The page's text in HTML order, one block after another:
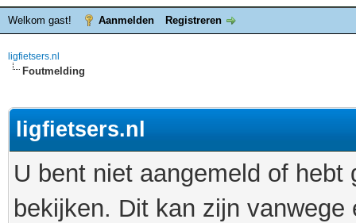
Welkom gast! Aanmelden Registreren
ligfietsers.nl
Foutmelding
ligfietsers.nl
U bent niet aangemeld of
bekijken. Dit kan zijn